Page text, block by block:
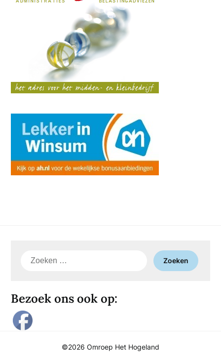
Zoeken
Bezoek ons ook op:
©2026 Omroep Het Hogeland